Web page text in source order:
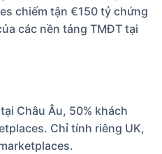
chiếm tận €150 tỷ chứng
các nền tảng TMĐT tại
Châu Âu, 50% khách
Chỉ tính riêng UK,